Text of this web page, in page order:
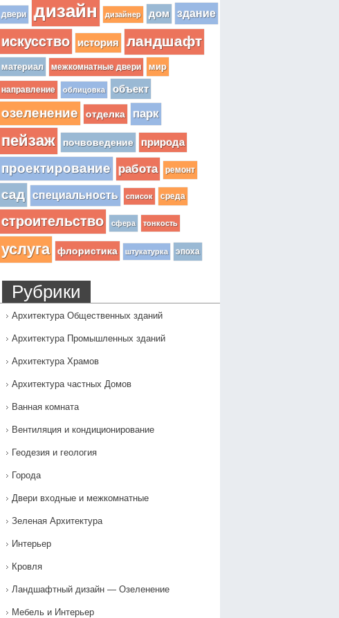
двери дизайн дизайнер дом здание
искусство история ландшафт
материал межкомнатные двери мир
направление облицовка объект
озеленение отделка парк
пейзаж почвоведение природа
проектирование работа ремонт
сад специальность список среда
строительство сфера тонкость
услуга флористика штукатурка эпоха
Рубрики
Архитектура Общественных зданий
Архитектура Промышленных зданий
Архитектура Храмов
Архитектура частных Домов
Ванная комната
Вентиляция и кондиционирование
Геодезия и геология
Города
Двери входные и межкомнатные
Зеленая Архитектура
Интерьер
Кровля
Ландшафтный дизайн — Озеленение‎
Мебель и Интерьер